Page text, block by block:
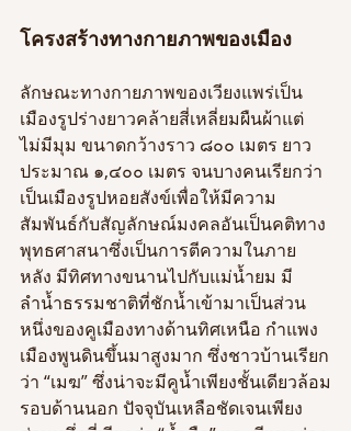
โครงสร้างทางกายภาพของเมือง
ลักษณะทางกายภาพของเวียงแพร่เป็น
เมืองรูปร่างยาวคล้ายสี่เหลี่ยมผืนผ้าแต่
ไม่มีมุม ขนาดกว้างราว ๘๐๐ เมตร ยาว
ประมาณ ๑,๔๐๐ เมตร จนบางคนเรียกว่า
เป็นเมืองรูปหอยสังข์เพื่อให้มีความ
สัมพันธ์กับสัญลักษณ์มงคลอันเป็นคติทาง
พุทธศาสนาซึ่งเป็นการตีความในภาย
หลัง มีทิศทางขนานไปกับแม่น้ำยม มี
ลำน้ำธรรมชาติที่ชักน้ำเข้ามาเป็นส่วน
หนึ่งของคูเมืองทางด้านทิศเหนือ กำแพง
เมืองพูนดินขึ้นมาสูงมาก ซึ่งชาวบ้านเรียก
ว่า “เมฆ” ซึ่งน่าจะมีคูน้ำเพียงชั้นเดียวล้อม
รอบด้านนอก ปัจจุบันเหลือชัดเจนเพียง